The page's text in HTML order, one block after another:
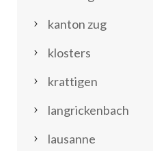
kanton zug
klosters
krattigen
langrickenbach
lausanne